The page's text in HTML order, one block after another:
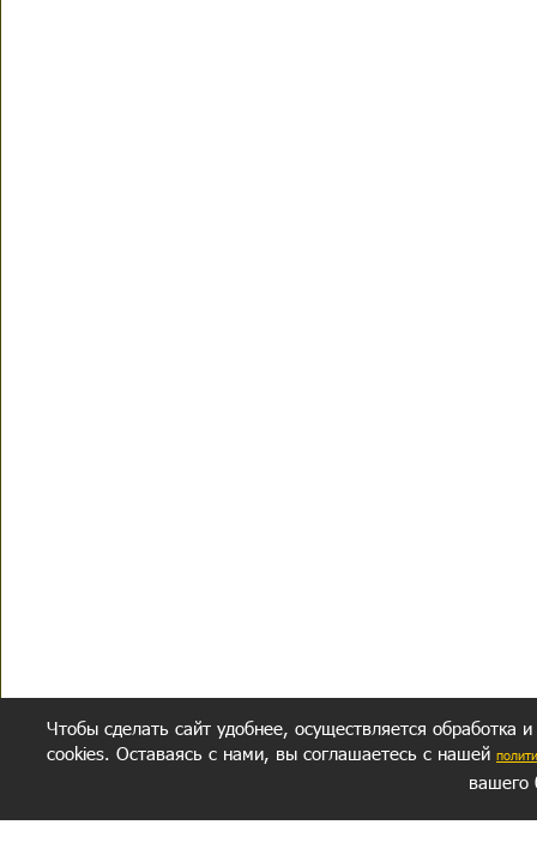
Чтобы сделать сайт удобнее, осуществляется обработка
cookies. Оставаясь с нами, вы соглашаетесь с нашей
вашего